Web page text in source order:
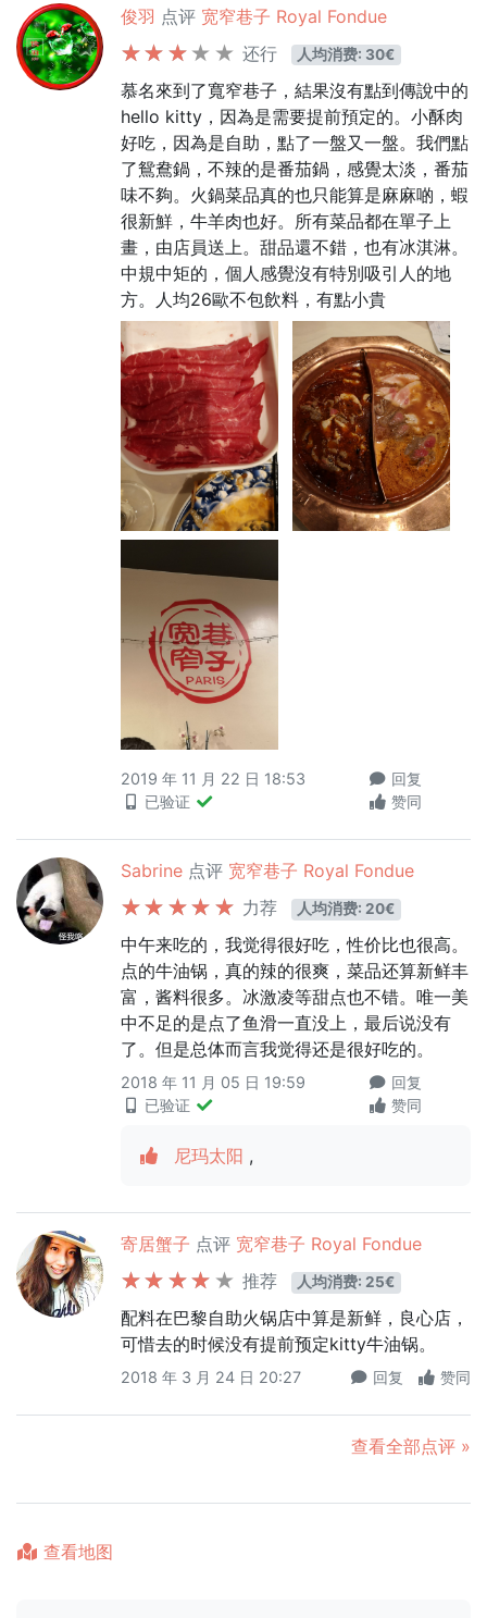
俊羽 点评 宽窄巷子 Royal Fondue
还行
人均消费: 30€
慕名來到了寬窄巷子，結果沒有點到傳說中的
hello kitty，因為是需要提前預定的。小酥肉
好吃，因為是自助，點了一盤又一盤。我們點
了鴛鴦鍋，不辣的是番茄鍋，感覺太淡，番茄
味不夠。火鍋菜品真的也只能算是麻麻啲，蝦
很新鮮，牛羊肉也好。所有菜品都在單子上
畫，由店員送上。甜品還不錯，也有冰淇淋。
中規中矩的，個人感覺沒有特別吸引人的地
方。人均26歐不包飲料，有點小貴
2019 年 11 月 22 日 18:53
已验证
回复
赞同
Sabrine 点评 宽窄巷子 Royal Fondue
力荐
人均消费: 20€
中午来吃的，我觉得很好吃，性价比也很高。
点的牛油锅，真的辣的很爽，菜品还算新鲜丰
富，酱料很多。冰激凌等甜点也不错。唯一美
中不足的是点了鱼滑一直没上，最后说没有
了。但是总体而言我觉得还是很好吃的。
2018 年 11 月 05 日 19:59
已验证
回复
赞同
尼玛太阳 ,
寄居蟹子 点评 宽窄巷子 Royal Fondue
推荐
人均消费: 25€
配料在巴黎自助火锅店中算是新鲜，良心店，
可惜去的时候没有提前预定kitty牛油锅。
2018 年 3 月 24 日 20:27 回复 赞同
查看全部点评 »
查看地图